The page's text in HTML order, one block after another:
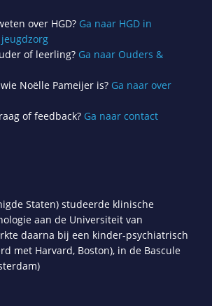
over HGD? Ga naar HGD in
of leerling? Ga naar Ouders &
Noëlle Pameijer is? Ga naar over
of feedback? Ga naar contact
Staten) studeerde klinische
aan de Universiteit van
daarna bij een kinder-psychiatrisch
met Harvard, Boston), in de Bascule